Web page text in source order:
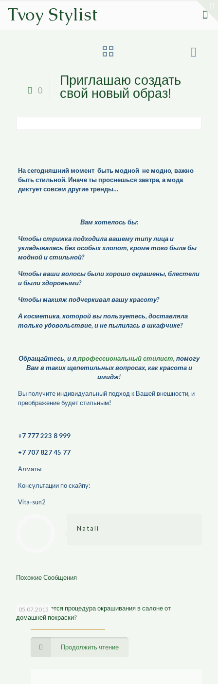
Tvoy Stylist
0
Приглашаю создать
свой новый образ!
На сегодняшний момент быть модной не модно, важно
быть стильной. Иначе ты проснешься завтра, а мода
диктует совсем другие тренды…
Вам хотелось бы:
Чтобы стрижка подходила вашему типу лица и
укладывалась без особых хлопот, кроме того была бы
модной и стильной?
Чтобы ваши волосы были хорошо окрашены, блестели
и были здоровыми?
Чтобы макияж подчеркивал вашу красоту?
А косметика, которой вы пользуетесь, доставляла
только удовольствие, и не пылилась в шкафчике?
Обращайтесь, и я,профессиональный стилист, помогу
Вам в таких щепетильных вопросах, как красота и
имидж!
Вы получите индивидуальный подход к Вашей внешности, и
преображение будет стильным!
+7 777 223 8 999
+7 707 827 45 77
Алматы
Консультации по скайпу:
Vita-sun2
Natali
Похожие Сообщения
05.07.2015
Чем отличается процедура окрашивания в салоне от
домашней покраски?
Продолжить чтение